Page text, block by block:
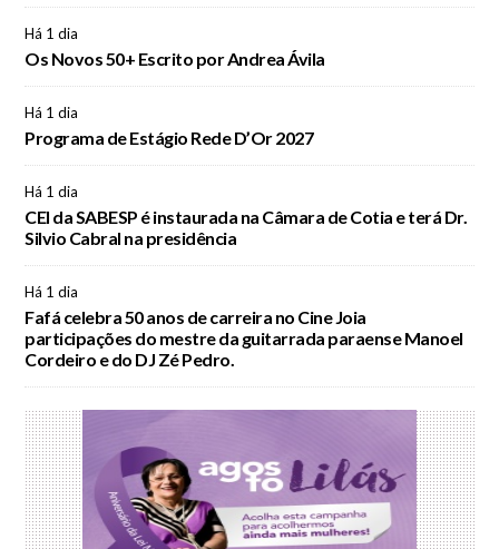
Há 1 dia
Os Novos 50+ Escrito por Andrea Ávila
Há 1 dia
Programa de Estágio Rede D’Or 2027
Há 1 dia
CEI da SABESP é instaurada na Câmara de Cotia e terá Dr.
Silvio Cabral na presidência
Há 1 dia
Fafá celebra 50 anos de carreira no Cine Joia
participações do mestre da guitarrada paraense Manoel
Cordeiro e do DJ Zé Pedro.